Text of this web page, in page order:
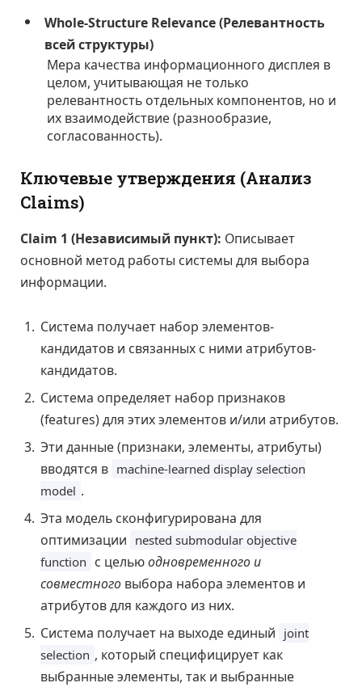
Whole-Structure Relevance (Релевантность
всей структуры)
Мера качества информационного дисплея в
целом, учитывающая не только
релевантность отдельных компонентов, но и
их взаимодействие (разнообразие,
согласованность).
Ключевые утверждения (Анализ
Claims)
Claim 1 (Независимый пункт): Описывает
основной метод работы системы для выбора
информации.
Система получает набор элементов-
кандидатов и связанных с ними атрибутов-
кандидатов.
Система определяет набор признаков
(features) для этих элементов и/или атрибутов.
Эти данные (признаки, элементы, атрибуты)
вводятся в machine-learned display selection
model .
Эта модель сконфигурирована для
оптимизации nested submodular objective
function с цельюодновременного и
совместного выбора набора элементов и
атрибутов для каждого из них.
Система получает на выходе единый joint
selection , который специфицирует как
выбранные элементы, так и выбранные